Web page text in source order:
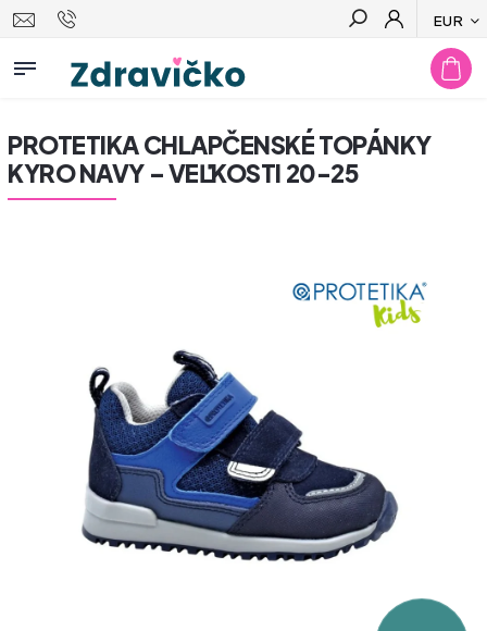
EUR
Hľadať
PROTETIKA CHLAPČENSKÉ TOPÁNKY
KYRO NAVY – VEĽKOSTI 20-25